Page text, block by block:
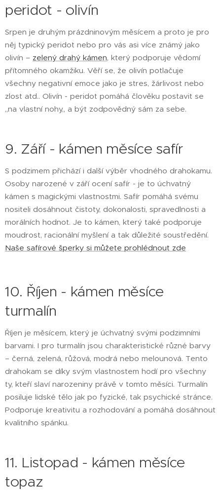
peridot - olivín
Srpen je druhým prázdninovým měsícem a proto je pro
něj typický peridot nebo pro vás asi více známý jako
olivín – zelený drahý kámen, který podporuje vědomí
přítomného okamžiku. Věří se, že olivín potlačuje
všechny negativní emoce jako je stres, žárlivost nebo
zlost atd.. Olivín - peridot pomáhá člověku postavit se
,,na vlastní nohy,, a být zodpovědný sám za sebe.
9. Září - kámen měsíce safír
S podzimem přichází i další výběr vhodného drahokamu.
Osoby narozené v září ocení safír - je to úchvatný
kámen s magickými vlastnostmi. Safír pomáhá svému
nositeli dosáhnout čistoty, dokonalosti, spravedlnosti a
morálních hodnot. Je to kámen, který také podporuje
moudrost, racionální myšlení a tak důležité soustředění.
Naše safírové šperky si můžete prohlédnout zde
10. Říjen - kámen měsíce
turmalín
Říjen je měsícem, který je úchvatný svými podzimními
barvami. I pro turmalín jsou charakteristické různé barvy
– černá, zelená, růžová, modrá nebo melounová. Tento
drahokam se díky svým vlastnostem hodí pro všechny
ty, kteří slaví narozeniny právě v tomto měsíci. Turmalín
posiluje lidské tělo jak po fyzické, tak psychické stránce.
Podporuje kreativitu a rozhodování a pomáhá dosáhnout
kvalitního spánku.
11. Listopad - kámen měsíce
topaz